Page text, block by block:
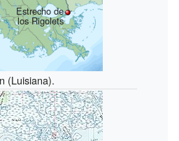
Estrecho de
los Rigolets
(Luisiana).